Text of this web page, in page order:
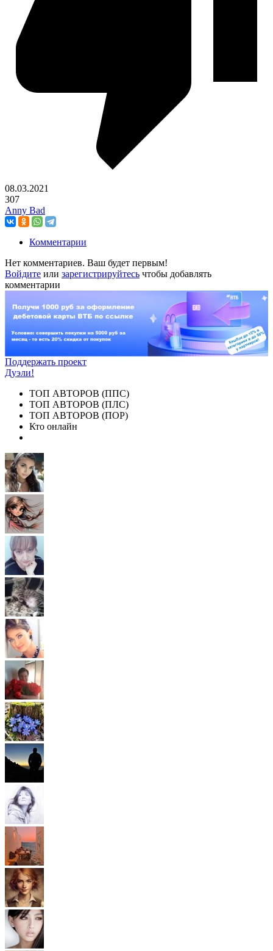
08.03.2021
307
Anny Bad
Комментарии
Нет комментариев. Ваш будет первым!
Войдите или зарегистрируйтесь чтобы добавлять
комментарии
Поддержать проект
Дуэли!
ТОП АВТОРОВ (ППС)
ТОП АВТОРОВ (ПЛС)
ТОП АВТОРОВ (ПОР)
Кто онлайн